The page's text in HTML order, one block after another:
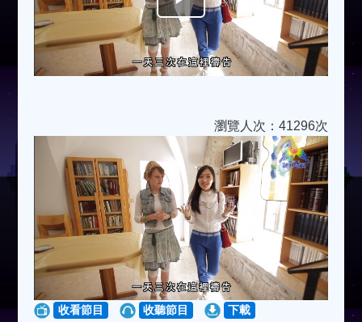
Video
瀏覽人次：41296次
收看節目 收聽節目 下載